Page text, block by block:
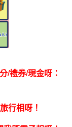
/禮券/現金呀：
行相呀！